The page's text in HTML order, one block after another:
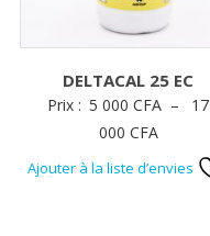
DELTACAL 25 EC
Prix : 5 000CFA –
17
000 CFAPlage
Ajouter à la liste d’envies